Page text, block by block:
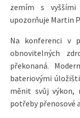
zemím s
upozorňuje Martin
Na konferenci v
obnovitelných
překonaná.
bateriovými
měnit svůj výkon,
potřeby přenosové